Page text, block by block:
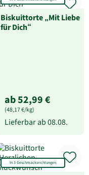
Biskuittorte „Mit Liebe
für Dich“
ab 52,99 €
(48,17 €/kg)
Lieferbar ab08.08.
In 3 Geschmacksrichtungen